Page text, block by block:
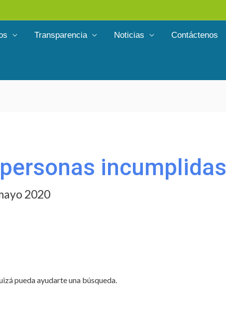
Transparencia Noticias Contáctenos
incumplidas
2020
pueda ayudarte una búsqueda.